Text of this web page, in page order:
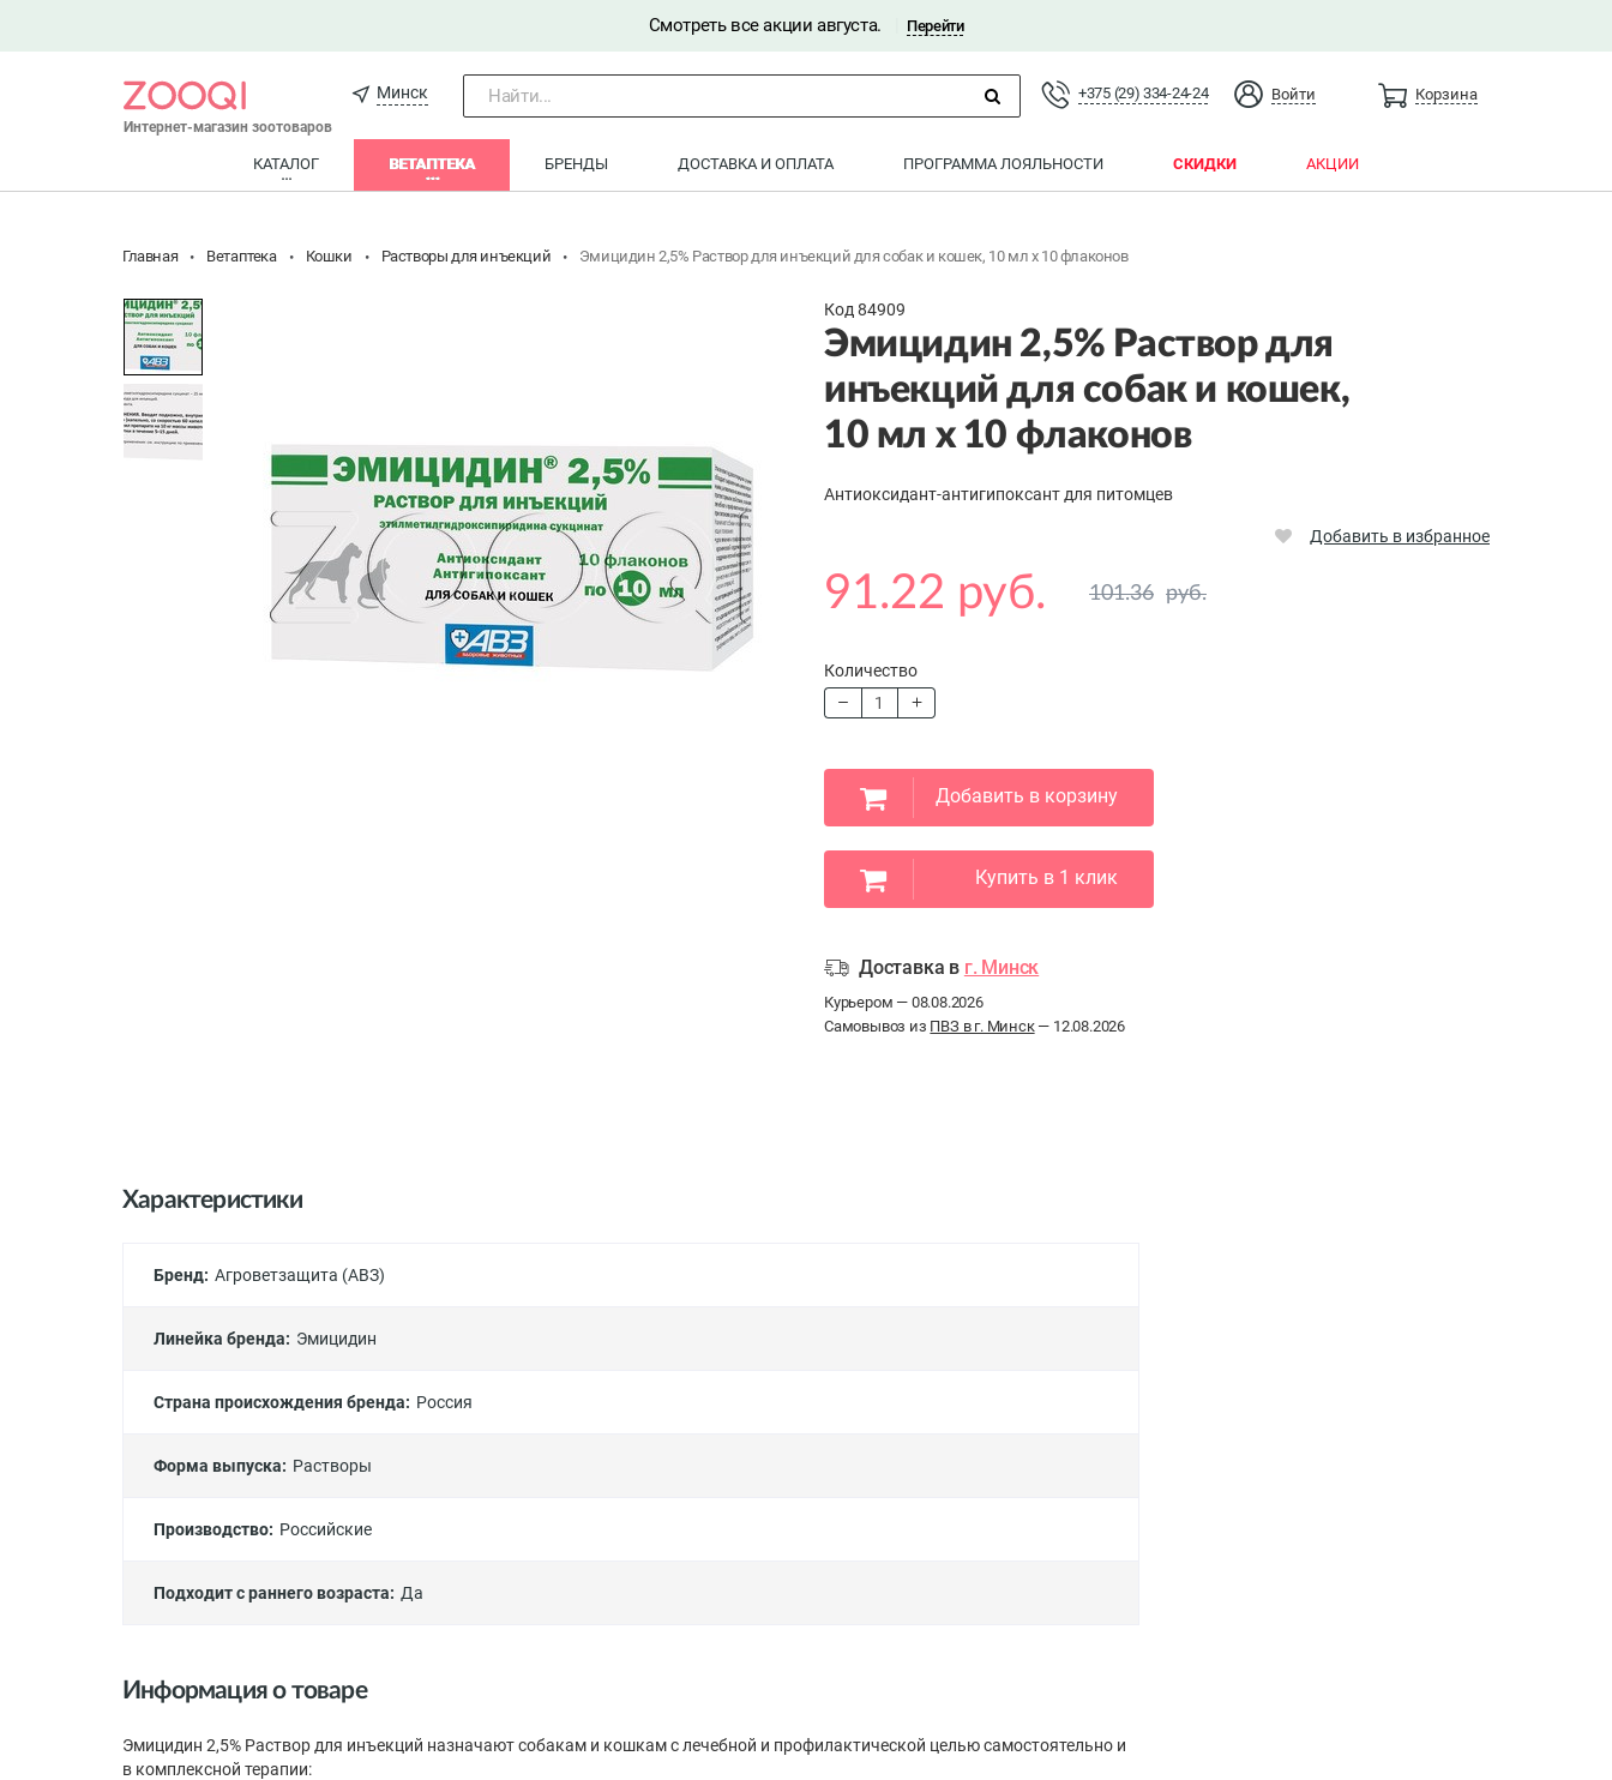
Смотреть все акции августа. Перейти
Интернет-магазин зоотоваров
Минск Найти... +375 (29) 334-24-24 Войти Корзина
КАТАЛОГ ВЕТАПТЕКА БРЕНДЫ ДОСТАВКА И ОПЛАТА ПРОГРАММА ЛОЯЛЬНОСТИ СКИДКИ АКЦИИ
Главная Ветаптека Кошки Растворы для инъекций Эмицидин 2,5% Раствор для инъекций для собак и кошек, 10 мл x 10 флаконов
Код 84909
Эмицидин 2,5% Раствор для
инъекций для собак и кошек,
10 мл x 10 флаконов
Антиоксидант-антигипоксант для питомцев
Добавить в избранное
91.22 руб. 101.36 руб.
Количество
Добавить в корзину
Купить в 1 клик
Доставка в г. Минск
Курьером — 08.08.2026
Самовывоз из ПВЗ в г. Минск— 12.08.2026
Характеристики
Бренд: Агроветзащита (АВЗ)
Линейка бренда: Эмицидин
Страна происхождения бренда: Россия
Форма выпуска: Растворы
Производство: Российские
Подходит с раннего возраста: Да
Информация о товаре
Эмицидин 2,5% Раствор для инъекций назначают собакам и кошкам с лечебной и профилактической целью самостоятельно и
в комплексной терапии: